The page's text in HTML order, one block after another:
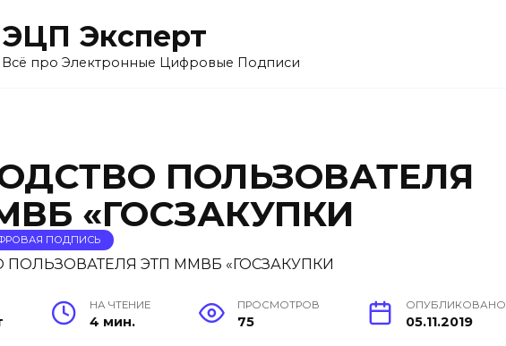
ЭЦП Эксперт
Всё про Электронные Цифровые Подписи
ПОЛЬЗОВАТЕЛЯ
«ГОСЗАКУПКИ
ПОДПИСЬ
НА ЧТЕНИЕ
4 мин.
ПРОСМОТРОВ
75
ОПУБЛИКОВАНО
05.11.2019